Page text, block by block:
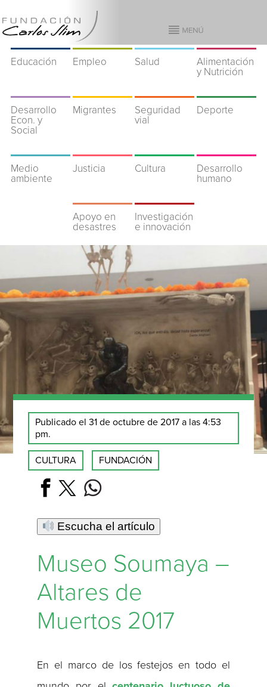
Educación Empleo Salud
Alimentación
y Nutrición
Desarrollo
Econ. y
Social
Migrantes
Seguridad
vial
Deporte
Medio
ambiente
Justicia Cultura
Desarrollo
humano
Apoyo en
desastres
Investigación
e innovación
Publicado el 31 de octubre de 2017 a las 4:53
pm.
CULTURA FUNDACIÓN
Escucha el artículo
Museo Soumaya –
Altares de
Muertos 2017
En el marco de los festejos en todo el